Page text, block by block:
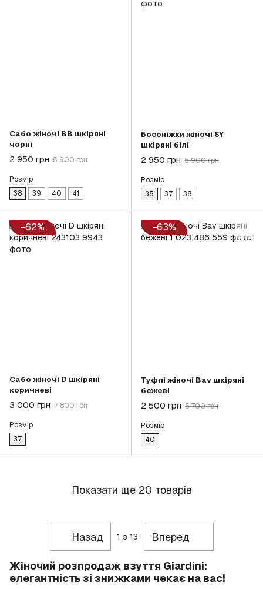
Сабо жіночі BB шкіряні
чорні
2 950 грн 5 900 грн
Розмір
38
39 40 41
Босоніжки жіночі SY
шкіряні білі
2 950 грн 5 900 грн
Розмір
35
37 38
−62%
Сабо жіночі D шкіряні
коричневі
3 000 грн 7 800 грн
Розмір
37
−63%
Туфлі жіночі Bav шкіряні
бежеві
2 500 грн 6 700 грн
Розмір
40
Показати ще 20 товарів
Назад 1 з 13 Вперед
Жіночий розпродаж взуття Giardini:
елегантність зі знижками чекає на вас!